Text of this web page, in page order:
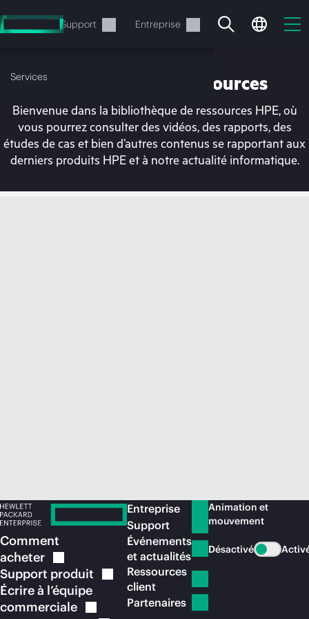
au
contenu
Support Entreprise
Services
Votre panier est
Bibliothèque de ressources
Bienvenue dans la bibliothèque de ressources HPE, où
vous pourrez consulter des vidéos, des rapports, des
études de cas et bien d’autres contenus se rapportant aux
derniers produits HPE et à notre actualité informatique.
Comment
acheter
Support produit
Écrire à l’équipe
commerciale
Entreprise
Support
Événements
et actualités
Ressources
client
Partenaires
Animation et
mouvement
Désactivé